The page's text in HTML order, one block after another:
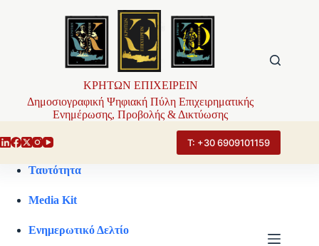
ΚΡΗΤΩΝ ΕΠΙΧΕΙΡΕΙΝ
Δημοσιογραφική Ψηφιακή Πύλη Επιχειρηματικής
Ενημέρωσης, Προβολής & Δικτύωσης
Τ: +30 6909101159
Ταυτότητα
Media Kit
Ενημερωτικό Δελτίο